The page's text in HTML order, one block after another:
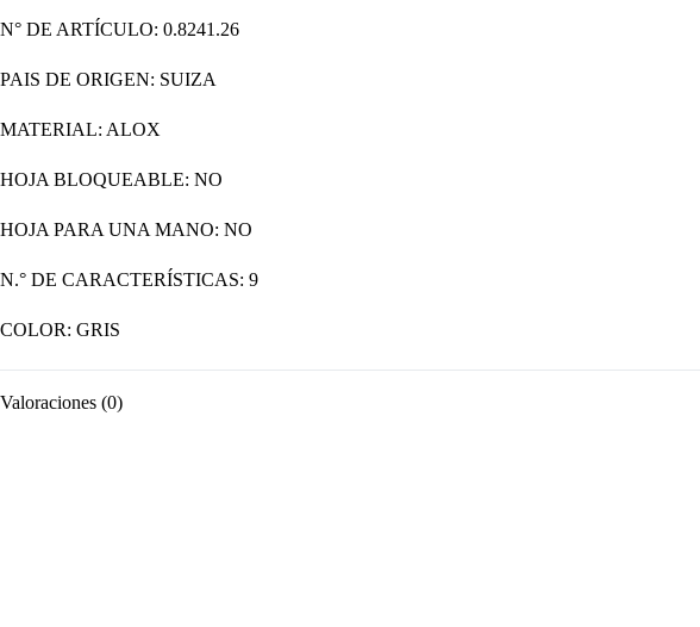
N° DE ARTÍCULO: 0.8241.26
PAIS DE ORIGEN: SUIZA
MATERIAL: ALOX
HOJA BLOQUEABLE: NO
HOJA PARA UNA MANO: NO
N.° DE CARACTERÍSTICAS: 9
COLOR: GRIS
Valoraciones (0)